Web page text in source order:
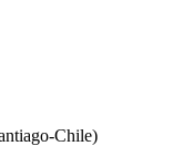
Chile)